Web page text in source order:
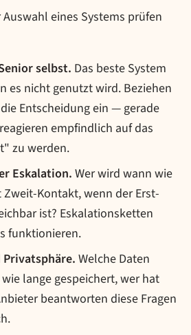
eines Systems prüfen
selbst. Das beste System
es nicht genutzt wird. Beziehen
Entscheidung ein — gerade
empfindlich auf das
zu werden.
Eskalation. Wer wird wann wie
Zweit-Kontakt, wenn der Erst-
ist? Eskalationsketten
funktionieren.
Welche Daten
lange gespeichert, wer hat
beantworten diese Fragen